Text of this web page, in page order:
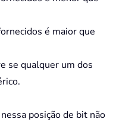
é maior que
se qualquer um dos
posição de bit não